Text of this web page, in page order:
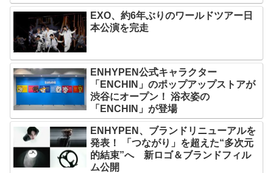
EXO、約6年ぶりのワールドツアー日
本公演を完走
ENHYPEN公式キャラクター
「ENCHIN」のポップアップストアが
渋谷にオープン！ 浴衣姿の
「ENCHIN」が登場
ENHYPEN、ブランドリニューアルを
発表！ 「つながり」を超えた“多次元
的結束”へ 新ロゴ＆ブランドフィル
ム公開